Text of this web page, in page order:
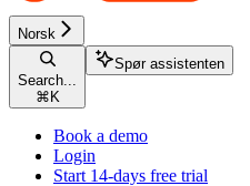
Norsk
Search...
⌘ K
Spør assistenten
Book a demo
Login
Start 14-days free trial